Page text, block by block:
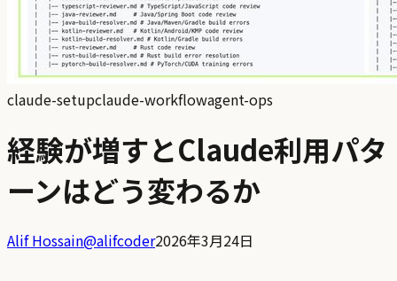
claude-setupclaude-workflowagent-ops
経験が増すとClaude利用パタ
ーンはどう変わるか
Alif Hossain@alifcoder2026年3月24日